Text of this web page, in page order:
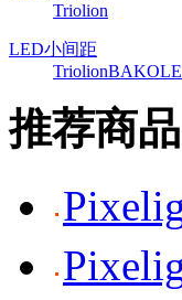
Triolion
LED小间距
TriolionBAKO
推荐商品